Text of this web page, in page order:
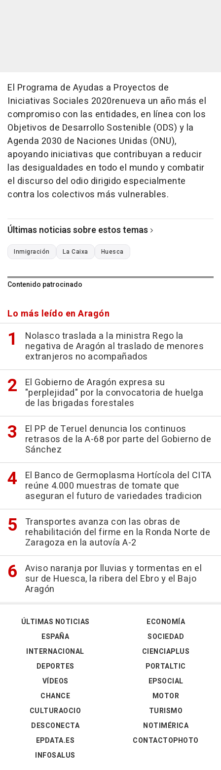
El Programa de Ayudas a Proyectos de
Iniciativas Sociales 2020renueva un año más el
compromiso con las entidades, en línea con los
Objetivos de Desarrollo Sostenible (ODS) y la
Agenda 2030 de Naciones Unidas (ONU),
apoyando iniciativas que contribuyan a reducir
las desigualdades en todo el mundo y combatir
el discurso del odio dirigido especialmente
contra los colectivos más vulnerables.
Últimas noticias sobre estos temas
Inmigración La Caixa Huesca
Contenido patrocinado
Lo más leído en Aragón
Nolasco traslada a la ministra Rego la
negativa de Aragón al traslado de menores
extranjeros no acompañados
El Gobierno de Aragón expresa su
"perplejidad" por la convocatoria de huelga
de las brigadas forestales
El PP de Teruel denuncia los continuos
retrasos de la A-68 por parte del Gobierno de
Sánchez
El Banco de Germoplasma Hortícola del CITA
reúne 4.000 muestras de tomate que
aseguran el futuro de variedades tradicion
Transportes avanza con las obras de
rehabilitación del firme en la Ronda Norte de
Zaragoza en la autovía A-2
Aviso naranja por lluvias y tormentas en el
sur de Huesca, la ribera del Ebro y el Bajo
Aragón
ÚLTIMAS NOTICIAS
ESPAÑA
INTERNACIONAL
DEPORTES
VÍDEOS
ECONOMÍA
SOCIEDAD
CIENCIAPLUS
PORTALTIC
EPSOCIAL
CHANCE
CULTURAOCIO
DESCONECTA
EPDATA.ES
INFOSALUS
MOTOR
TURISMO
NOTIMÉRICA
CONTACTOPHOTO